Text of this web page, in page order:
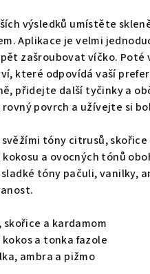
výsledků umístěte
Aplikace je velmi
zašroubovat víčko.
které odpovídá vaší
přidejte další tyčinky a
povrch a užívejte si
svěžími tóny citrusů,
a ovocných tónů
tóny pačuli, vanilky,
a kardamom
a tonka fazole
ambra a pižmo